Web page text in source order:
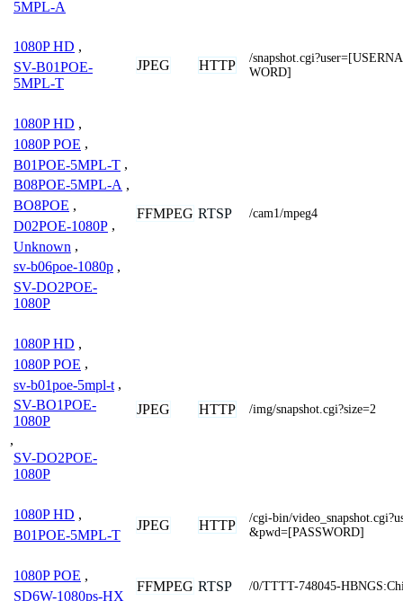
5MPL-A
1080P HD ,
SV-B01POE-
5MPL-T
JPEG HTTP
/
WORD]
1080P HD ,
1080P POE ,
B01POE-5MPL-T ,
B08POE-5MPL-A ,
BO8POE ,
D02POE-1080P ,
Unknown ,
sv-b06poe-1080p ,
SV-DO2POE-
1080P
FFMPEG RTSP /cam1/mpeg4
1080P HD ,
1080P POE ,
sv-b01poe-5mpl-t ,
SV-BO1POE-
1080P
,
SV-DO2POE-
1080P
JPEG HTTP /img/snapshot.cgi?size=2
1080P HD ,
B01POE-5MPL-T
JPEG HTTP
/cgi-bin/
&pwd=[PASSWORD]
1080P POE ,
SD6W-1080ps-HX
FFMPEG RTSP /0/TTTT-748045-